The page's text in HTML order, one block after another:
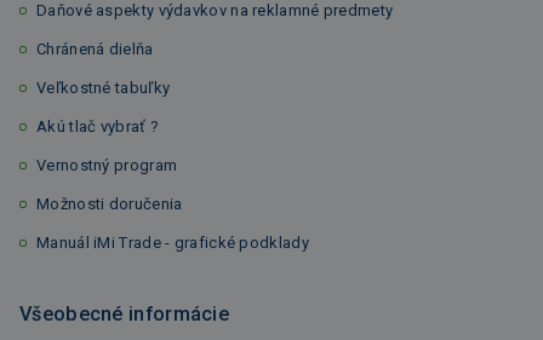
Daňové aspekty výdavkov na reklamné predmety
Chránená dielňa
Veľkostné tabuľky
Akú tlač vybrať ?
Vernostný program
Možnosti doručenia
Manuál iMi Trade - grafické podklady
Všeobecné informácie